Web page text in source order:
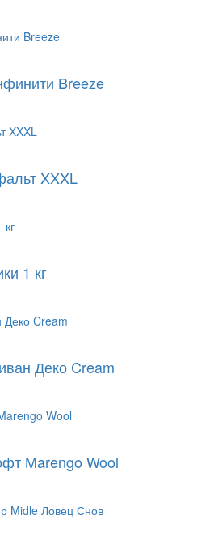
Breeze
XXXL
1 кг
Деко Cream
Marengo Wool